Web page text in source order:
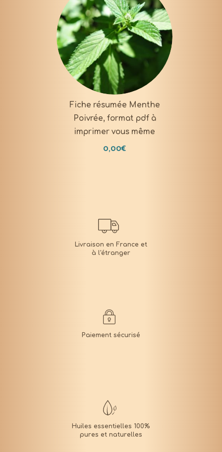
DOWNLOAD
Fiche résumée Menthe
Poivrée, format pdf à
imprimer vous même
0,00€